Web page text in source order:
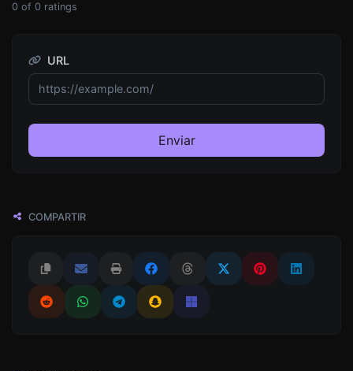
0 of 0 ratings
URL
Enviar
COMPARTIR